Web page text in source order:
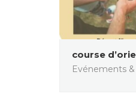
course
Evénements